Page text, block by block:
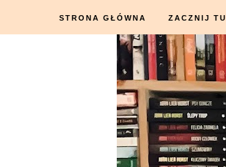
STRONA GŁÓWNA ZACZNIJ TU